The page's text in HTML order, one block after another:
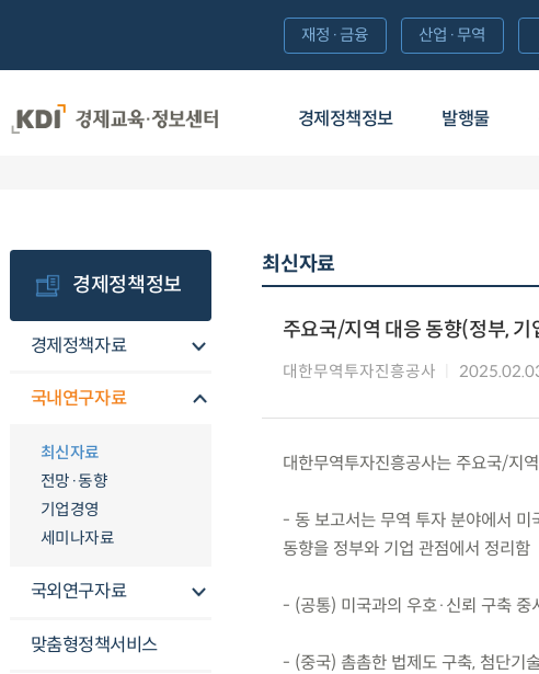
경제정책정보 발행물
재정·금융 산업·무역
경제정책정보
경제정책자료
국내연구자료
최신자료
전망·동향
기업경영
세미나자료
국외연구자료
맞춤형정책서비스
최신자료
주요국/지역 대응 동향(정부, 기
대한무역투자진흥공사
대한무역투자진흥공사는 주요국/지
- 동 보고서는 무역 투자 분야에서
동향을 정부와 기업 관점에서 정리함
- (공통) 미국과의 우호·신뢰 구축 중
- (중국) 촘촘한 법제도 구축, 첨단기